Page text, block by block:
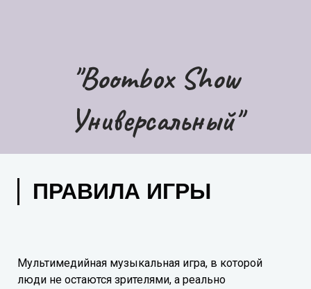
"Boombox Show
Универсальный"
ПРАВИЛА ИГРЫ
Мультимедийная музыкальная игра, в которой
люди не остаются зрителями, а реально